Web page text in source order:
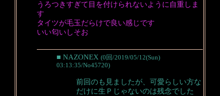
うろつきすぎて目を付けられないように自重しま
す
タイツが毛玉だらけで良い感じです
いい匂いしそお
■ NAZONEX (0回/2019/05/12(Sun)
03:13:35/No45720)
前回のも見ましたが、可愛らしい方な
だけに生Ｐじゃないのは残念でした